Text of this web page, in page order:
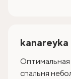
kanareyka
Оптимальная
спальня